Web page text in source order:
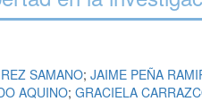
SAMANO; JAIME PEÑA
AQUINO; GRACIELA